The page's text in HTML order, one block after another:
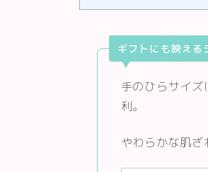
ギフトにも映える
手のひらサイ
利。
やわらかな肌ざ